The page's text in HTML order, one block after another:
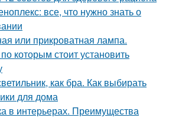
все, что нужно знать о
или прикроватная лампа.
которым стоит установить
как бра. Как выбирать
для дома
в интерьерах. Преимущества